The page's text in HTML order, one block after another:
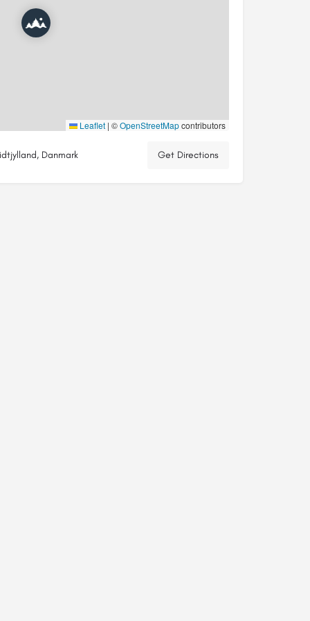
Leaflet | ©OpenStreetMapcontributors
Danmark Get Directions